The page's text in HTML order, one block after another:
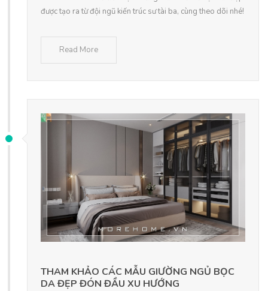
được tạo ra từ đội ngũ kiến trúc sư tài ba, cùng theo dõi nhé!
Read More
THAM KHẢO CÁC MẪU GIƯỜNG NGỦ BỌC
DA ĐẸP ĐÓN ĐẦU XU HƯỚNG